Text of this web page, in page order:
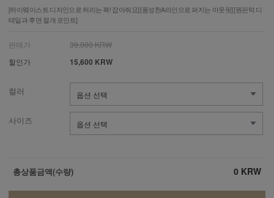
[하이웨이스트 디자인으로 허리는 꽉! 잡아줘요] [풍성한A라인으로 퍼지는 아웃핏] [원핀턱 디
테일과 후면 절개 포인트]
판매가
39,000 KRW
할인가
15,600 KRW
컬러
사이즈
총상품금액(수량) 0 KRW